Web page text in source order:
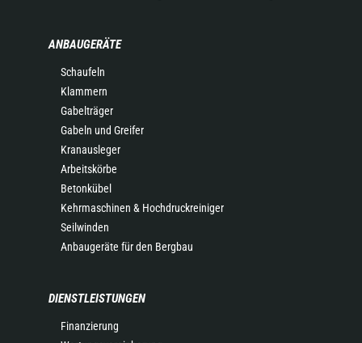
ANBAUGERÄTE
Schaufeln
Klammern
Gabelträger
Gabeln und Greifer
Kranausleger
Arbeitskörbe
Betonkübel
Kehrmaschinen & Hochdruckreiniger
Seilwinden
Anbaugeräte für den Bergbau
DIENSTLEISTUNGEN
Finanzierung